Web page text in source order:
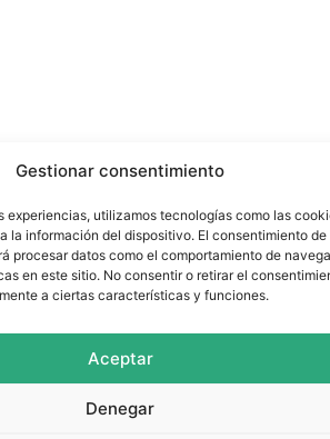
Gestionar consentimiento
experiencias, utilizamos tecnologías como las
la información del dispositivo. El consentimiento de
procesar datos como el comportamiento de
en este sitio. No consentir o retirar el
a ciertas características y funciones.
Aceptar
Denegar